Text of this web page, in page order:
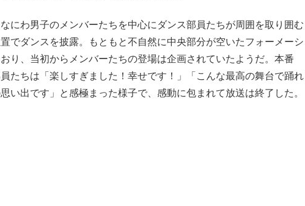
にわ男子のメンバーたちを中心にダンス部員たちが周囲を取り囲む
でダンスを披露。もともと不自然に中央部分が空いたフォーメーシ
り、当初からメンバーたちの登場は企画されていたようだ。本番
たちは「楽しすぎました！幸せです！」「こんな最高の舞台で踊れ
い出です」と感極まった様子で、感動に包まれて放送は終了した。